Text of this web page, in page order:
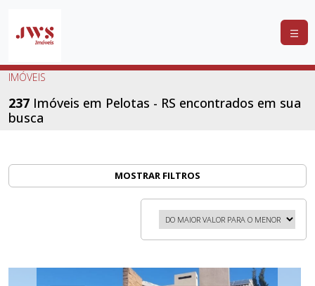
COMPRAR
LANÇAMENTOS
IMÓVEIS
237 Imóveis em Pelotas - RS encontrados em sua
busca
MOSTRAR FILTROS